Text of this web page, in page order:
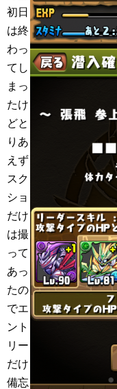
初日
は終
わっ
てし
まっ
たけ
どと
りあ
えず
スク
ショ
だけ
は撮
って
あっ
たの
でエ
ント
リー
だけ
備忘